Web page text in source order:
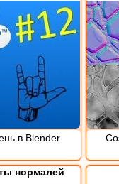
в Blender
нормалей